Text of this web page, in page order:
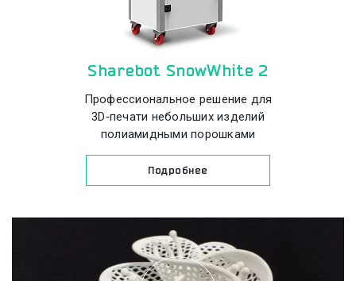
Sharebot SnowWhite 2
Профессиональное решение для
3D‑печати небольших изделий
полиамидными порошками
Подробнее